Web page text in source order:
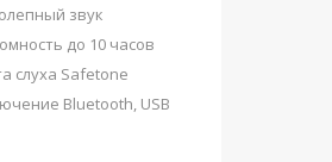
звук
до 10 часов
слуха Safetone
Bluetooth, USB